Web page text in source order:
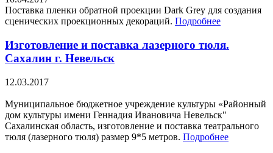
Поставка пленки обратной проекции Dark Grey для создания
сценических проекционных декораций. Подробнее
Изготовление и поставка лазерного тюля.
Сахалин г. Невельск
12.03.2017
Муниципальное бюджетное учреждение культуры «Районный
дом культуры имени Геннадия Ивановича Невельск"
Сахалинская область, изготовление и поставка театрального
тюля (лазерного тюля) размер 9*5 метров. Подробнее